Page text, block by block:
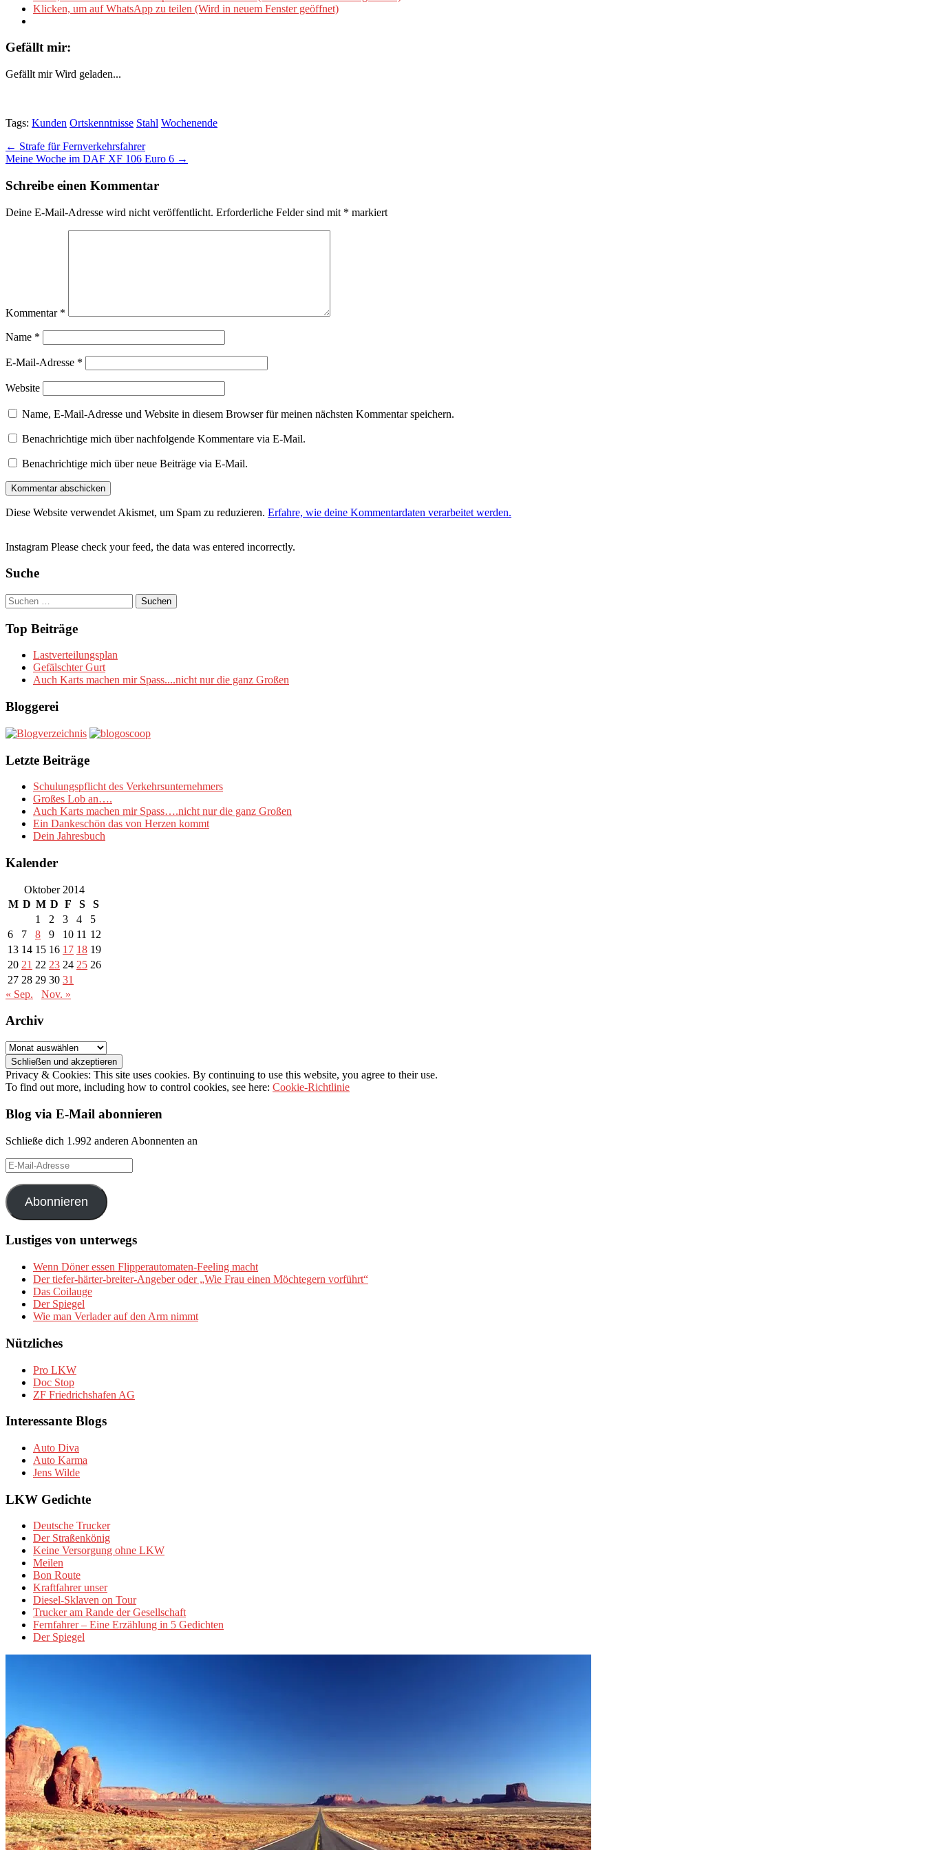
Klicken, um auf WhatsApp zu teilen (Wird in neuem Fenster geöffnet)
Gefällt mir:
Gefällt mir Wird geladen...
Tags: Kunden Ortskenntnisse Stahl Wochenende
Post
navigation
← Strafe für Fernverkehrsfahrer
Meine Woche im DAF XF 106 Euro 6 →
Schreibe einen Kommentar
Deine E-Mail-Adresse wird nicht veröffentlicht. Erforderliche Felder sind mit * markiert
Kommentar *
Name *
E-Mail-Adresse *
Website
Name, E-Mail-Adresse und Website in diesem Browser für meinen nächsten Kommentar speichern.
Benachrichtige mich über nachfolgende Kommentare via E-Mail.
Benachrichtige mich über neue Beiträge via E-Mail.
Diese Website verwendet Akismet, um Spam zu reduzieren. Erfahre, wie deine Kommentardaten verarbeitet werden.
Instagram Please check your feed, the data was entered incorrectly.
Suche
Suchen
nach:
Top Beiträge
Lastverteilungsplan
Gefälschter Gurt
Auch Karts machen mir Spass....nicht nur die ganz Großen
Bloggerei
Letzte Beiträge
Schulungspflicht des Verkehrsunternehmers
Großes Lob an….
Auch Karts machen mir Spass….nicht nur die ganz Großen
Ein Dankeschön das von Herzen kommt
Dein Jahresbuch
Kalender
Oktober 2014
M D M D F S
S
1
2 3 4
5
6
7 8 9 10 11 12
13 14 15 16 17 18 19
20 21 22 23 24 25 26
27 28 29 30 31
« Sep.
Nov. »
Archiv
Archiv
Privacy & Cookies: This site uses cookies. By continuing to use this website, you agree to their use.
To find out more, including how to control cookies, see here: Cookie-Richtlinie
Blog via E-Mail abonnieren
Schließe dich 1.992 anderen Abonnenten an
E-
Mail-
Adresse
Abonnieren
Lustiges von unterwegs
Wenn Döner essen Flipperautomaten-Feeling macht
Der tiefer-härter-breiter-Angeber oder „Wie Frau einen Möchtegern vorführt“
Das Coilauge
Der Spiegel
Wie man Verlader auf den Arm nimmt
Nützliches
Pro LKW
Doc Stop
ZF Friedrichshafen AG
Interessante Blogs
Auto Diva
Auto Karma
Jens Wilde
LKW Gedichte
Deutsche Trucker
Der Straßenkönig
Keine Versorgung ohne LKW
Meilen
Bon Route
Kraftfahrer unser
Diesel-Sklaven on Tour
Trucker am Rande der Gesellschaft
Fernfahrer – Eine Erzählung in 5 Gedichten
Der Spiegel